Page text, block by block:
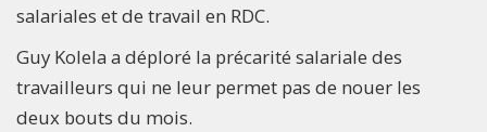
salariales et de travail en RDC.
Guy Kolela a déploré la précarité salariale des
travailleurs qui ne leur permet pas de nouer les
deux bouts du mois.